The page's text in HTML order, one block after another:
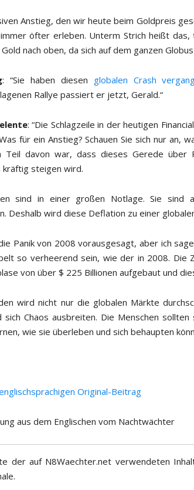
Anstieg, den wir heute beim Goldpreis
öfter erleben. Unterm Strich heißt
nach oben, da sich auf dem ganzen
: “Sie haben diesen globalen Crash
Rallye passiert er jetzt, Gerald.“
: “Die Schlagzeile in der heutigen
für ein Anstieg? Schauen Sie sich nur an,
Teil davon war, dass dieses Gerede über
kräftig steigen wird.
sind in einer großen Notlage. Sie sind
Deshalb wird diese Deflation zu einer
Panik von 2008 vorausgesagt, aber ich
so verheerend sein, wie der in 2008. Die
von über $ 225 Billionen aufgebaut und
wird nicht nur die globalen Märkte
Chaos ausbreiten. Die Menschen
wie sie überleben und sich behaupten
Original-Beitrag
aus dem Englischen vom Nachtwächter
der auf N8Waechter.net verwendeten